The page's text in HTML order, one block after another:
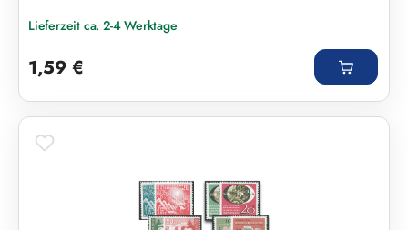
Lieferzeit ca. 2-4 Werktage
1,59 €